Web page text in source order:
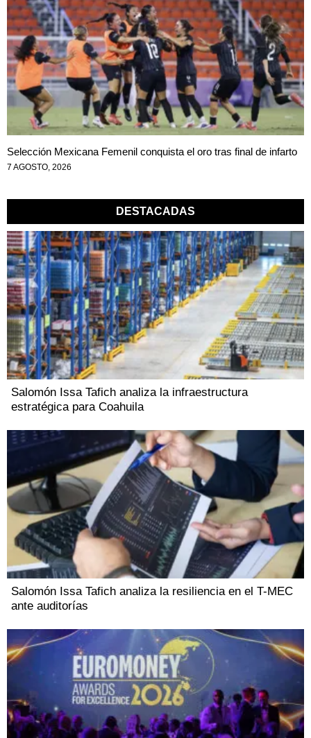
Selección Mexicana Femenil conquista el oro tras final de infarto
7 AGOSTO, 2026
DESTACADAS
Salomón Issa Tafich analiza la infraestructura
estratégica para Coahuila
Salomón Issa Tafich analiza la resiliencia en el T-MEC
ante auditorías